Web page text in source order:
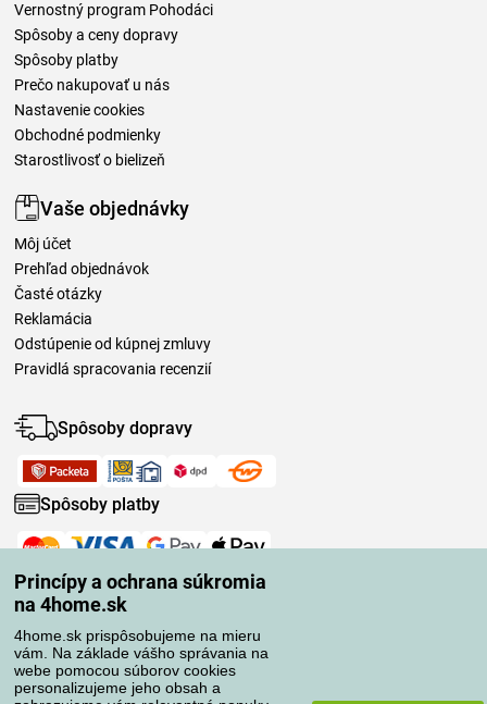
Princípy a ochrana súkromia
na 4home.sk
4home.sk prispôsobujeme na mieru
vám. Na základe vášho správania na
webe pomocou súborov cookies
personalizujeme jeho obsah a
Vernostný program Pohodáci
Spôsoby a ceny dopravy
Spôsoby platby
Prečo nakupovať u nás
Nastavenie cookies
Obchodné podmienky
Starostlivosť o bielizeň
Vaše objednávky
Môj účet
Prehľad objednávok
Časté otázky
Reklamácia
Odstúpenie od kúpnej zmluvy
Pravidlá spracovania recenzií
Spôsoby dopravy
Spôsoby platby
Spoľahlivý obchod